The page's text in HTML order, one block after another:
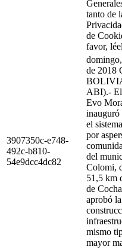
tanto de
de
favor,
3907350c-e748-
492c-b810-
54e9dcc4dc82
de 2018
ABI).- El
Evo
el
por
del
Colomi,
51,5 km
de
aprobó la
mismo
mayor